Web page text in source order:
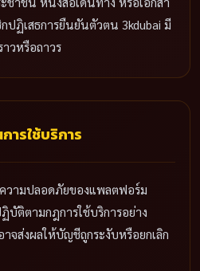
ปฏิเสธการยืนยันตัวตน 3kdubai มี
วหรือถาวร
ารใช้บริการ
วามปลอดภัยของแพลตฟอร์ม
บัติตามกฎการใช้บริการอย่าง
จส่งผลให้บัญชีถูกระงับหรือยกเลิก